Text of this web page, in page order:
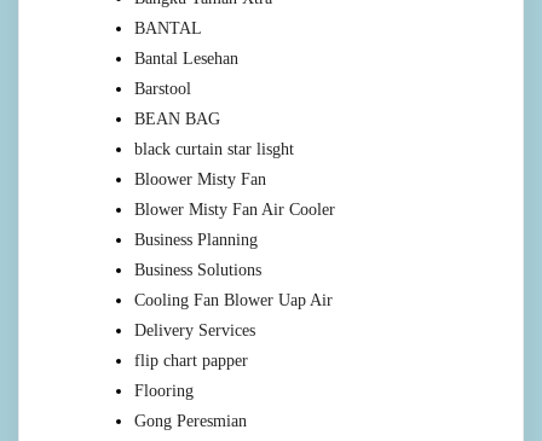
BANTAL
Bantal Lesehan
Barstool
BEAN BAG
black curtain star lisght
Bloower Misty Fan
Blower Misty Fan Air Cooler
Business Planning
Business Solutions
Cooling Fan Blower Uap Air
Delivery Services
flip chart papper
Flooring
Gong Peresmian